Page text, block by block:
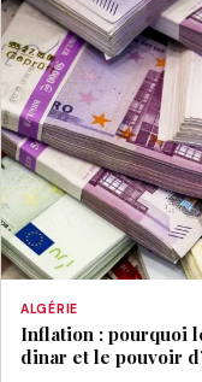
ALGÉRIE
Inflation : pourquoi
dinar et le pouvoir